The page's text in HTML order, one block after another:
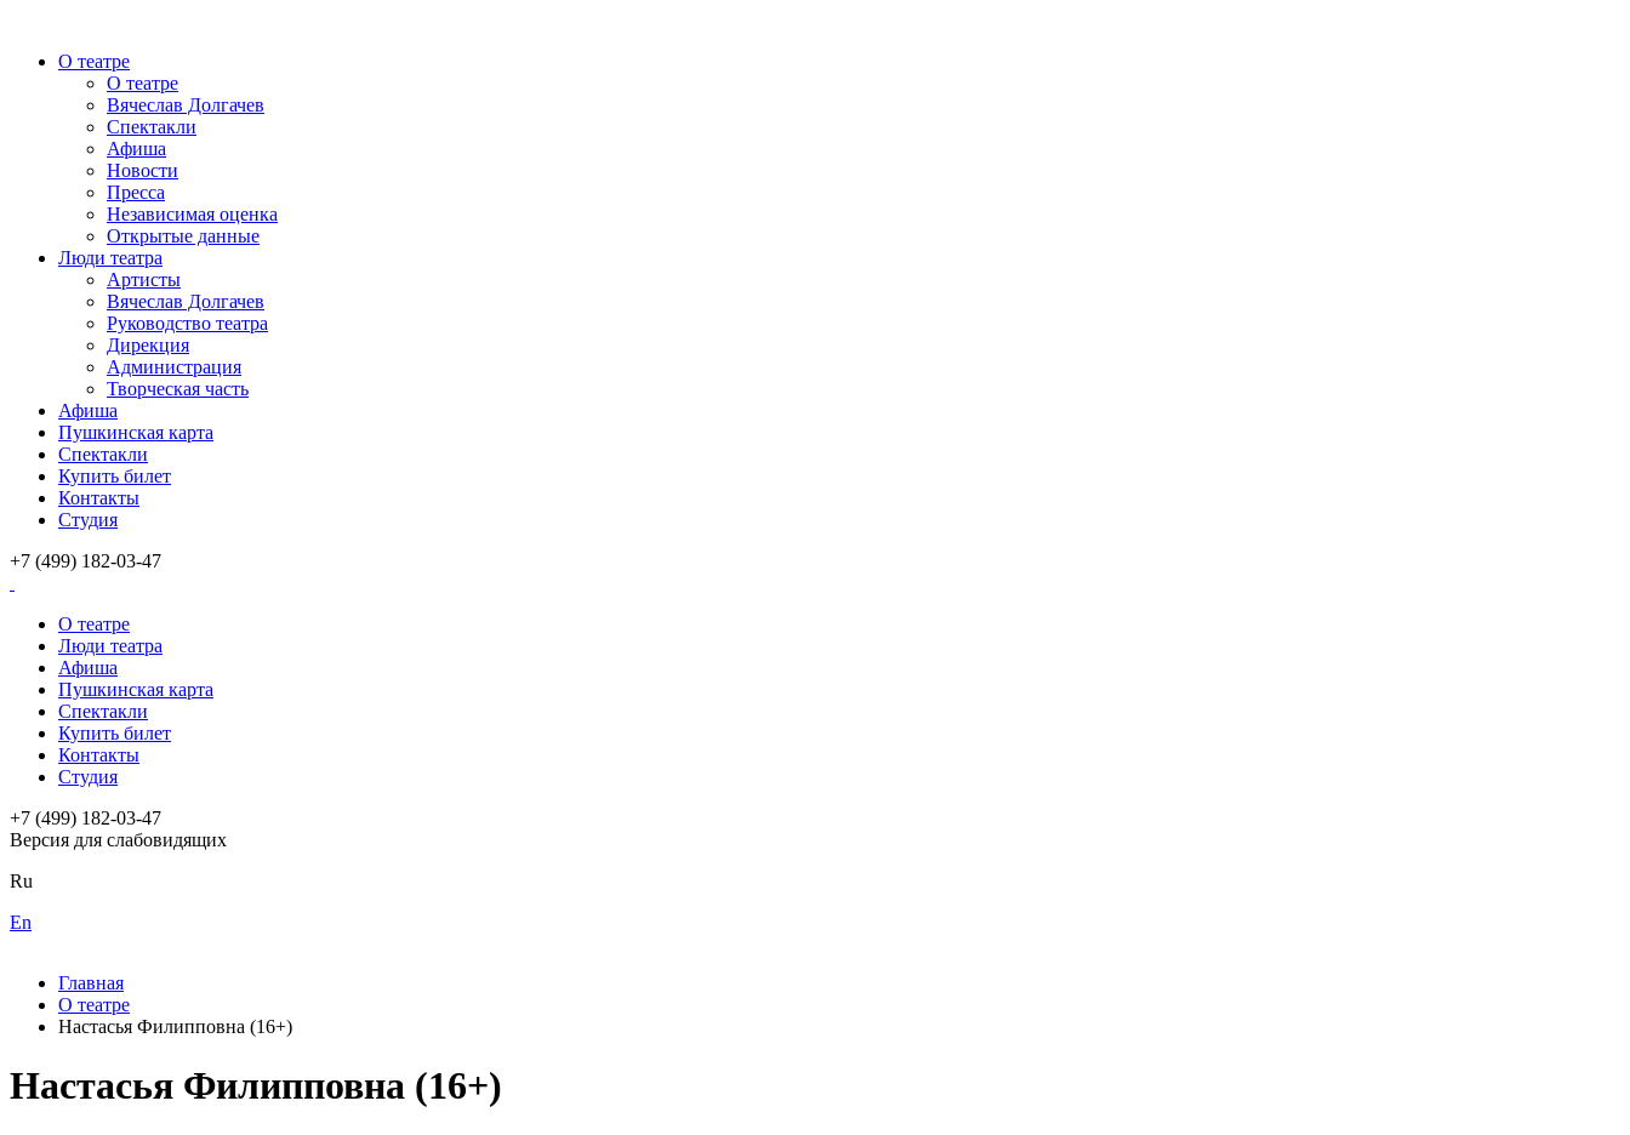
О театре
О театре
Вячеслав Долгачев
Спектакли
Афиша
Новости
Пресса
Независимая оценка
Открытые данные
Люди театра
Артисты
Вячеслав Долгачев
Руководство театра
Дирекция
Администрация
Творческая часть
Афиша
Пушкинская карта
Спектакли
Купить билет
Контакты
Студия
+7 (499) 182-03-47
О театре
Люди театра
Афиша
Пушкинская карта
Спектакли
Купить билет
Контакты
Студия
+7 (499) 182-03-47
Версия для слабовидящих
Ru
En
Главная
О театре
Настасья Филипповна (16+)
Настасья Филипповна (16+)